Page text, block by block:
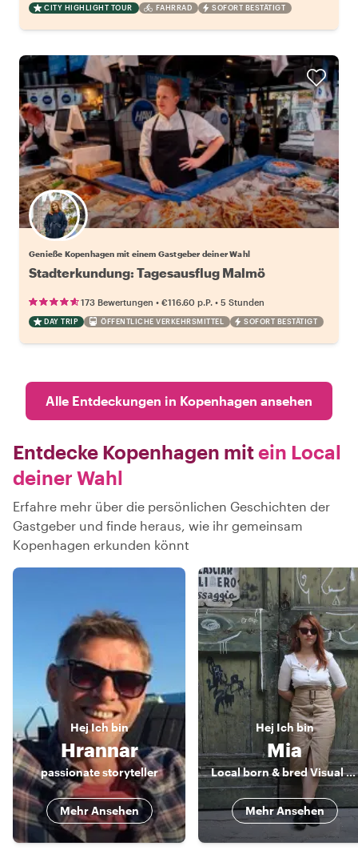
CITY HIGHLIGHT TOUR FAHRRAD SOFORT BESTÄTIGT
Wähle deinen Lieblingsgastgeber
Genieße Kopenhagen mit einem Gastgeber deiner Wahl
Stadterkundung: Tagesausflug Malmö
173 Bewertungen • €116.60 p.P. • 5 Stunden
DAY TRIP ÖFFENTLICHE VERKEHRSMITTEL SOFORT BESTÄTIGT
Alle Entdeckungen in Kopenhagen ansehen
Entdecke Kopenhagen mitein Local
deiner Wahl
Erfahre mehr über die persönlichen Geschichten der
Gastgeber und finde heraus, wie ihr gemeinsam
Kopenhagen erkunden könnt
HejIch bin
Hrannar
passionate storyteller
Mehr Ansehen
Hej Ich bin
Mia
Local born & bred Visual Artist with passion for history
Mehr Ansehen